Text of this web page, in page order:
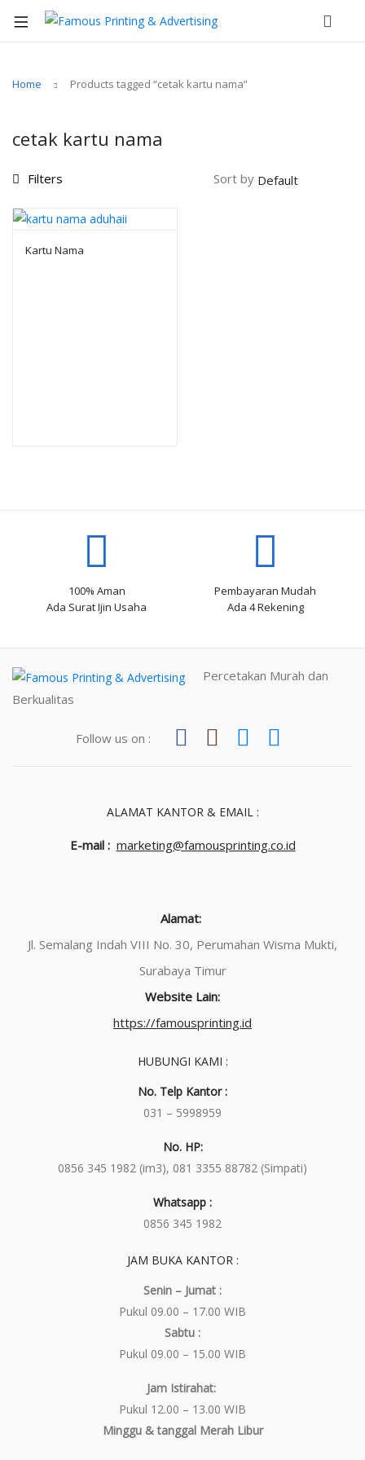
Home Products tagged “cetak kartu nama”
cetak kartu nama
Filters Sort by
Kartu Nama
100% Aman
Ada Surat Ijin Usaha
Pembayaran Mudah
Ada 4 Rekening
Percetakan Murah dan
Berkualitas
Follow us on :
ALAMAT KANTOR & EMAIL :
E-mail : marketing@famousprinting.co.id
Alamat:
Jl. Semalang Indah VIII No. 30, Perumahan Wisma Mukti,
Surabaya Timur
Website Lain:
https://famousprinting.id
HUBUNGI KAMI :
No. Telp Kantor :
031 – 5998959
No. HP:
0856 345 1982 (im3), 081 3355 88782 (Simpati)
Whatsapp :
0856 345 1982
JAM BUKA KANTOR :
Senin – Jumat :
Pukul 09.00 – 17.00 WIB
Sabtu :
Pukul 09.00 – 15.00 WIB
Jam Istirahat:
Pukul 12.00 – 13.00 WIB
Minggu & tanggal Merah Libur